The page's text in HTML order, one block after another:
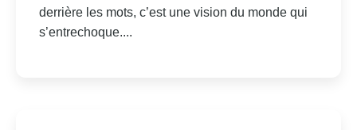
derrière les mots, c’est une vision du monde qui
s’entrechoque....